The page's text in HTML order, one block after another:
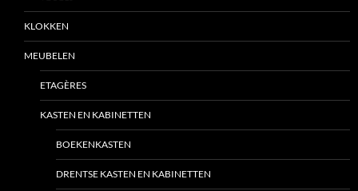
KLOKKEN
MEUBELEN
ETAGÈRES
KASTEN EN KABINETTEN
BOEKENKASTEN
DRENTSE KASTEN EN KABINETTEN